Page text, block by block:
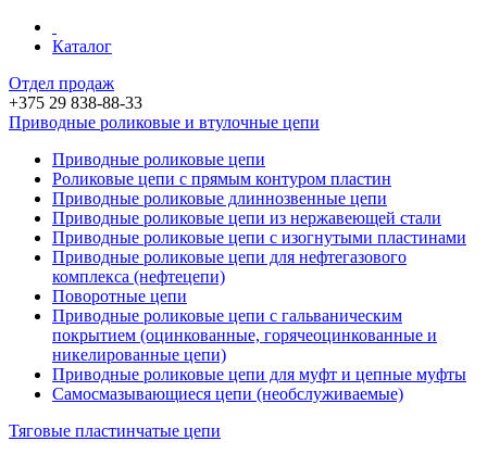
Каталог
Отдел продаж
+375 29 838-88-33
Приводные роликовые и втулочные цепи
Приводные роликовые цепи
Роликовые цепи c прямым контуром пластин
Приводные роликовые длиннозвенные цепи
Приводные роликовые цепи из нержавеющей стали
Приводные роликовые цепи с изогнутыми пластинами
Приводные роликовые цепи для нефтегазового
комплекса (нефтецепи)
Поворотные цепи
Приводные роликовые цепи с гальваническим
покрытием (оцинкованные, горячеоцинкованные и
никелированные цепи)
Приводные роликовые цепи для муфт и цепные муфты
Самосмазывающиеся цепи (необслуживаемые)
Тяговые пластинчатые цепи